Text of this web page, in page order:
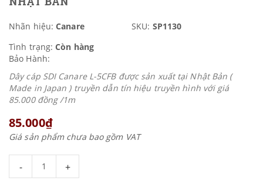
Nhãn hiệu: Canare SKU: SP1130
Tình trạng: Còn hàng
Bảo Hành:
Dây cáp SDI Canare L-5CFB được sản xuất tại Nhật Bản (
Made in Japan ) truyền dẫn tín hiệu truyền hình với giá
85.000 đồng /1m
85.000₫
Giá sản phẩm chưa bao gồm VAT
- +